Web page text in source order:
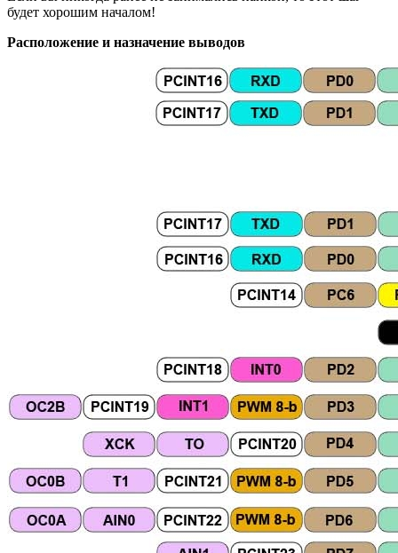
будет хорошим началом!
Расположение и назначение выводов